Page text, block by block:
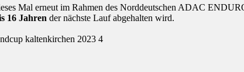
Mal erneut im Rahmen des Norddeutschen ADAC
16 Jahren der nächste Lauf abgehalten wird.